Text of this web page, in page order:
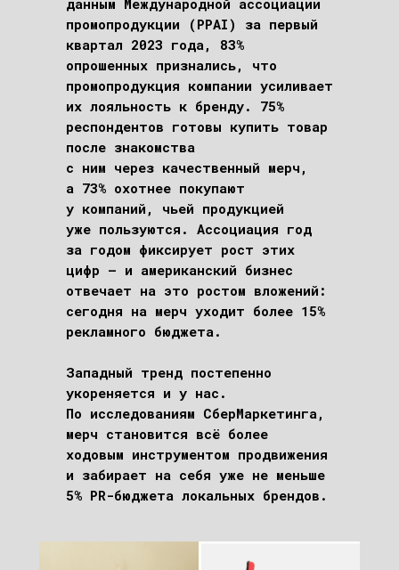
данным Международной ассоциации
промопродукции (PPAI) за первый
квартал 2023 года, 83%
опрошенных признались, что
промопродукция компании усиливает
их лояльность к бренду. 75%
респондентов готовы купить товар
после знакомства
с ним через качественный мерч,
а 73% охотнее покупают
у компаний, чьей продукцией
уже пользуются. Ассоциация год
за годом фиксирует рост этих
цифр – и американский бизнес
отвечает на это ростом вложений:
сегодня на мерч уходит более 15%
рекламного бюджета.
Западный тренд постепенно
укореняется и у нас.
По исследованиям СберМаркетинга,
мерч становится всё более
ходовым инструментом продвижения
и забирает на себя уже не меньше
5% PR-бюджета локальных брендов.